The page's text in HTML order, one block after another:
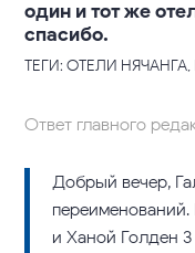
один и тот же
спасибо.
ТЕГИ: ОТЕЛИ
Ответ главного
Добрый вечер,
и Ханой Голден